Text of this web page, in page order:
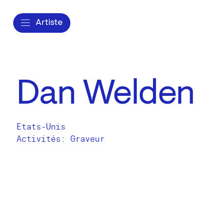
Artiste
Dan Welden
Etats-Unis
Activités: Graveur